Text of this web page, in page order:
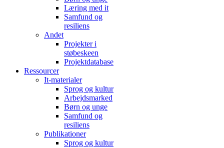
Læring med it
Samfund og
resiliens
Andet
Projekter i
støbeskeen
Projektdatabase
Ressourcer
It-materialer
Sprog og kultur
Arbejdsmarked
Børn og unge
Samfund og
resiliens
Publikationer
Sprog og kultur